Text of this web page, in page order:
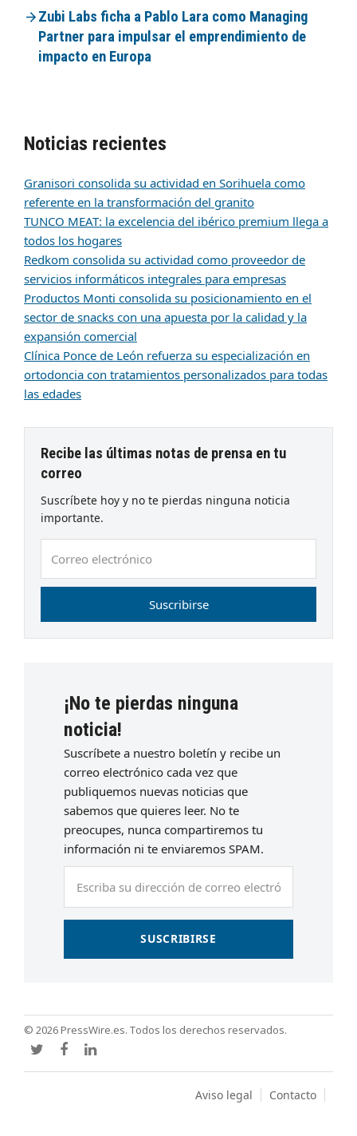
Zubi Labs ficha a Pablo Lara como Managing
Partner para impulsar el emprendimiento de
impacto en Europa
Noticias recientes
Granisori consolida su actividad en Sorihuela como
referente en la transformación del granito
TUNCO MEAT: la excelencia del ibérico premium llega a
todos los hogares
Redkom consolida su actividad como proveedor de
servicios informáticos integrales para empresas
Productos Monti consolida su posicionamiento en el
sector de snacks con una apuesta por la calidad y la
expansión comercial
Clínica Ponce de León refuerza su especialización en
ortodoncia con tratamientos personalizados para todas
las edades
Recibe las últimas notas de prensa en tu
correo
Suscríbete hoy y no te pierdas ninguna noticia
importante.
electrónico
Suscribirse
¡No te pierdas ninguna
noticia!
Suscríbete a nuestro boletín y recibe un
correo electrónico cada vez que
publiquemos nuevas noticias que
sabemos que quieres leer. No te
preocupes, nunca compartiremos tu
información ni te enviaremos SPAM.
SUSCRIBIRSE
© 2026 PressWire.es. Todos los derechos reservados.
TwitterFacebook
LinkedIn
Aviso legal Contacto